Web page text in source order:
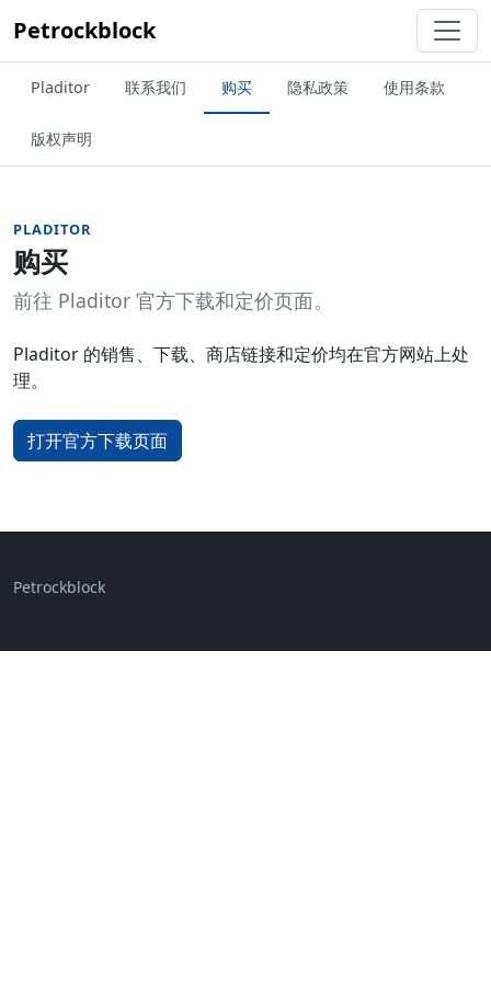
Petrockblock
Pladitor 联系我们 购买 隐私政策 使用条款
版权声明
PLADITOR
购买
前往 Pladitor 官方下载和定价页面。
Pladitor 的销售、下载、商店链接和定价均在官方网站上处
理。
打开官方下载页面
Petrockblock